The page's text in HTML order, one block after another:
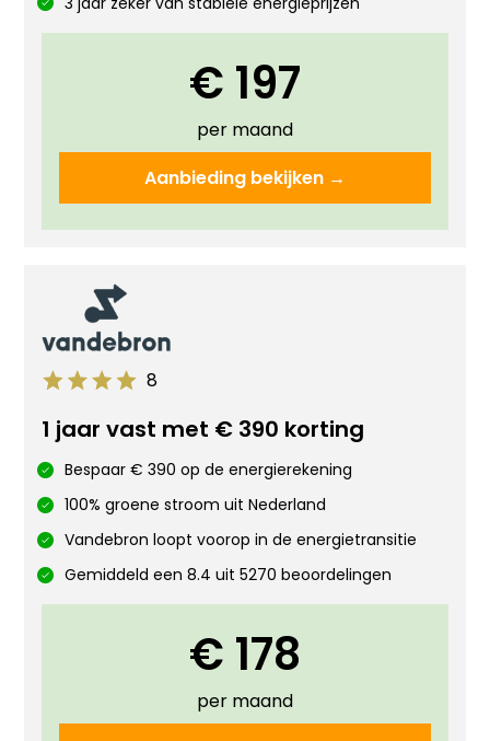
€ 197
per maand
Aanbieding bekijken →
8
1 jaar vast met € 390 korting
Bespaar € 390 op de energierekening
100% groene stroom uit Nederland
Vandebron loopt voorop in de energietransitie
Gemiddeld een 8.4 uit 5270 beoordelingen
€ 178
per maand